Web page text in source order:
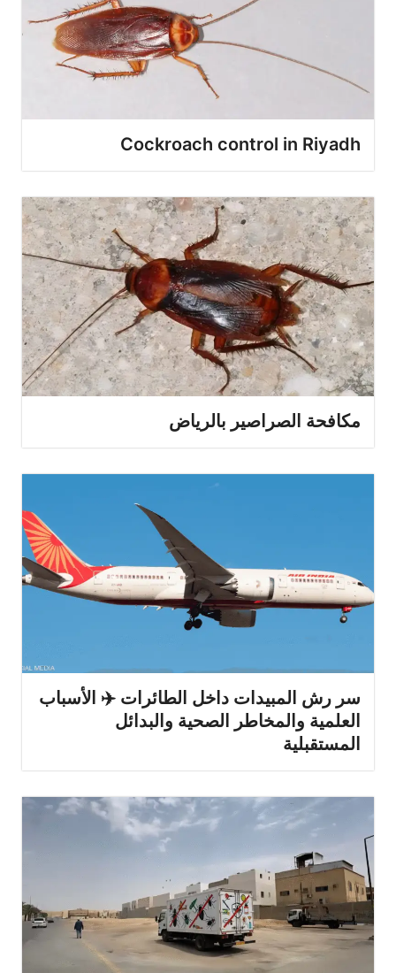
Cockroach control in Riyadh
مكافحة الصراصير بالرياض
سر رش المبيدات داخل الطائرات ✈️ الأسباب
العلمية والمخاطر الصحية والبدائل
المستقبلية